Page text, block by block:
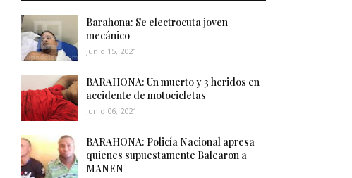
Barahona: Se electrocuta joven
mecánico
Junio 15, 2021
BARAHONA: Un muerto y 3 heridos en
accidente de motocicletas
Junio 06, 2021
BARAHONA: Policía Nacional apresa
quienes supuestamente Balearon a
MANEN